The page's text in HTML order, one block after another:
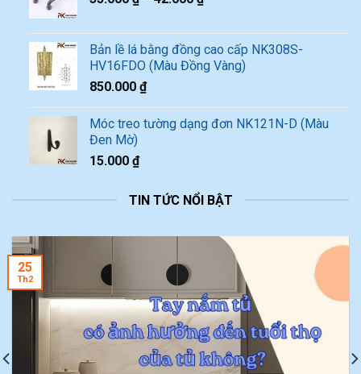
Bản lề lá bằng đồng cao cấp NK308S-
HV16FDO (Màu Đồng Vàng)
850.000 ₫
Móc treo tường dạng đơn NK121N-D (Màu
Đen Mờ)
15.000 ₫
TIN TỨC NỔI BẬT
25
Th2